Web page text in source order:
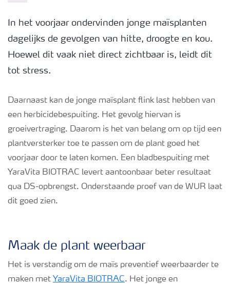
Podcasts
Webinars
In het voorjaar ondervinden jonge maïsplanten
dagelijks de gevolgen van hitte, droogte en kou.
Hoewel dit vaak niet direct zichtbaar is, leidt dit
tot stress.
Daarnaast kan de jonge maïsplant flink last hebben van
een herbicidebespuiting. Het gevolg hiervan is
groeivertraging. Daarom is het van belang om op tijd een
plantversterker toe te passen om de plant goed het
voorjaar door te laten komen. Een bladbespuiting met
YaraVita BIOTRAC levert aantoonbaar beter resultaat
qua DS-opbrengst. Onderstaande proef van de WUR laat
dit goed zien.
Maak de plant weerbaar
Het is verstandig om de maïs preventief weerbaarder te
maken met YaraVita BIOTRAC. Het jonge en